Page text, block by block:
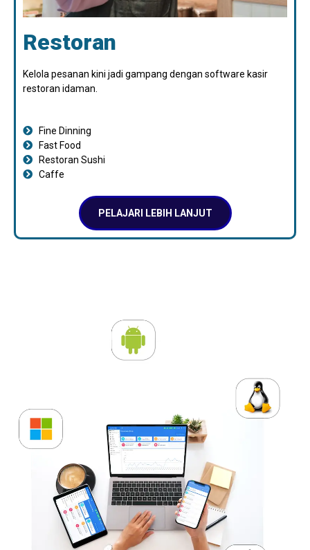
Restoran
Kelola pesanan kini jadi gampang dengan software kasir
restoran idaman.
Fine Dinning
Fast Food
Restoran Sushi
Caffe
PELAJARI LEBIH LANJUT